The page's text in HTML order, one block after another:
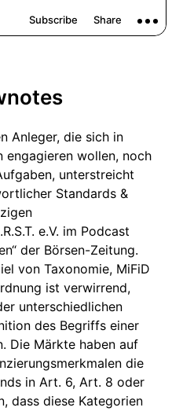
Anleger, die sich in
engagieren wollen, noch
unterstreicht
Standards &
e.V. im Podcast
der Börsen-Zeitung.
von Taxonomie, MiFiD
ist verwirrend,
unterschiedlichen
des Begriffs einer
Die Märkte haben auf
die
in Art. 6, Art. 8 oder
dass diese Kategorien